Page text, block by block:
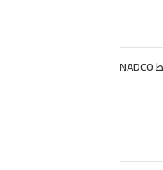
مطحنة قهوة 80 جرام 160 واط NADCO